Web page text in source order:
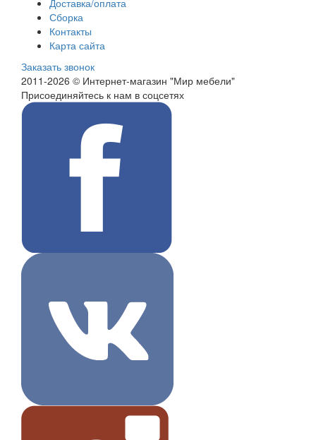
Доставка/оплата
Сборка
Контакты
Карта сайта
Заказать звонок
2011-2026 © Интернет-магазин "Мир мебели"
Присоединяйтесь к нам в соцсетях